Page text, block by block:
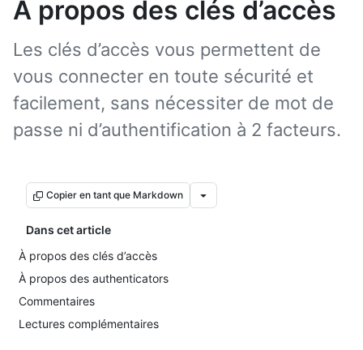
À propos des clés d’accès
Les clés d’accès vous permettent de
vous connecter en toute sécurité et
facilement, sans nécessiter de mot de
passe ni d’authentification à 2 facteurs.
Copier en tant que Markdown
Dans cet article
À propos des clés d’accès
À propos des authenticators
Commentaires
Lectures complémentaires